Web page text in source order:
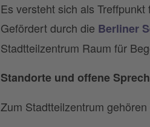
Es versteht sich als
Gefördert durch die Berliner
Stadtteilzentrum Raum für
Standorte und offene
Zum Stadtteilzentrum